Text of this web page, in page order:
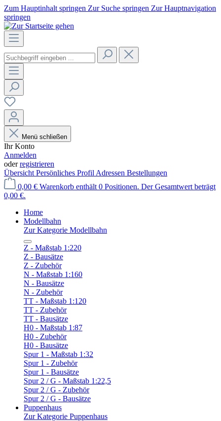
Zum Hauptinhalt springen Zur Suche springen Zur Hauptnavigation
springen
Menü schließen
Ihr Konto
Anmelden
oderregistrieren
Übersicht Persönliches Profil Adressen Bestellungen
0,00 € Warenkorb enthält 0 Positionen. Der Gesamtwert beträgt
0,00 €.
Home
Modellbahn
Zur Kategorie Modellbahn
Z - Maßstab 1:220
Z - Bausätze
Z - Zubehör
N - Maßstab 1:160
N - Bausätze
N - Zubehör
TT - Maßstab 1:120
TT - Zubehör
TT - Bausätze
H0 - Maßstab 1:87
H0 - Zubehör
H0 - Bausätze
Spur 1 - Maßstab 1:32
Spur 1 - Zubehör
Spur 1 - Bausätze
Spur 2 / G - Maßstab 1:22,5
Spur 2 / G - Zubehör
Spur 2 / G - Bausätze
Puppenhaus
Zur Kategorie Puppenhaus